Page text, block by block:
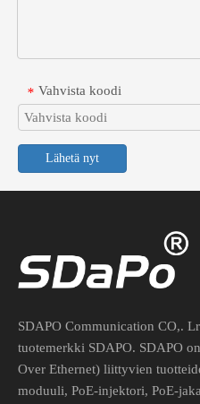
Liitä 24 V:n passiiviset laitteet
* Vahvista koodi
Lähetä nyt
SDAPO Communication CO,.
tuotemerkki SDAPO. SDAPO
Over Ethernet) liittyvien
moduuli, PoE-injektori, PoE-